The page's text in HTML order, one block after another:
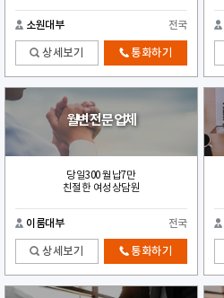
소원대부 전국
상세보기 통화하기
월변 전문 업체
당일300 월납7만
친절한 여성상담원
이룸대부 전국
상세보기 통화하기